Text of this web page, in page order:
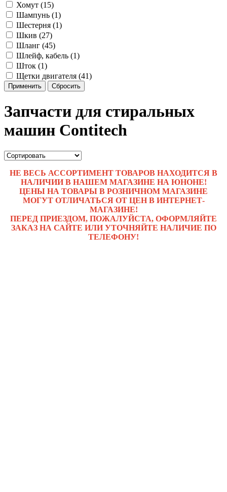
Хомут (15)
Шампунь (1)
Шестерня (1)
Шкив (27)
Шланг (45)
Шлейф, кабель (1)
Шток (1)
Щетки двигателя (41)
Применить Сбросить
Запчасти для стиральных
машин Contitech
НЕ ВЕСЬ АССОРТИМЕНТ ТОВАРОВ НАХОДИТСЯ В
НАЛИЧИИ В НАШЕМ МАГАЗИНЕ НА ЮНОНЕ!
ЦЕНЫ НА ТОВАРЫ В РОЗНИЧНОМ МАГАЗИНЕ
МОГУТ ОТЛИЧАТЬСЯ ОТ ЦЕН В ИНТЕРНЕТ-
МАГАЗИНЕ!
ПЕРЕД ПРИЕЗДОМ, ПОЖАЛУЙСТА, ОФОРМЛЯЙТЕ
ЗАКАЗ НА САЙТЕ ИЛИ УТОЧНЯЙТЕ НАЛИЧИЕ ПО
ТЕЛЕФОНУ!